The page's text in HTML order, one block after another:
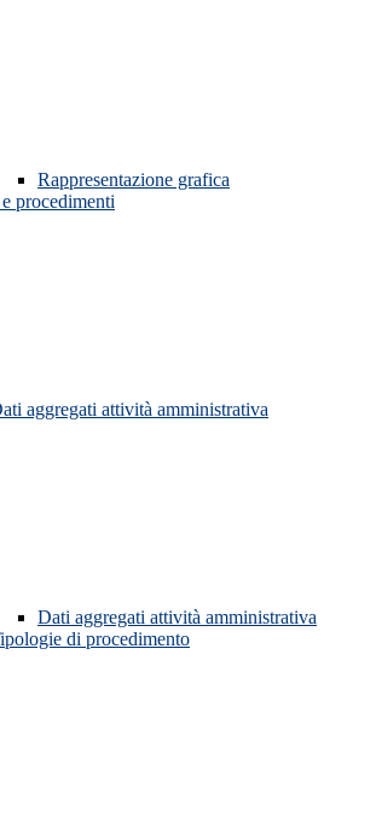
Rappresentazione grafica
procedimenti
aggregati attività amministrativa
Dati aggregati attività amministrativa
di procedimento